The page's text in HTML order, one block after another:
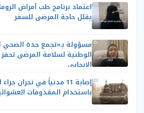
اعتماد برنامج طب أمراض
يقلل حاجة المرضى للسفر
مسؤولة بـ«تجمع جدة الصحي
الوطنية لسلامة المرضى تحفز
الإيجابي
إصابة 11 مدنياً في نجران
باستخدام المقذوفات